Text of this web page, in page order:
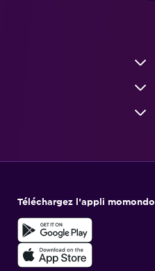
Téléchargez l’appli momondo